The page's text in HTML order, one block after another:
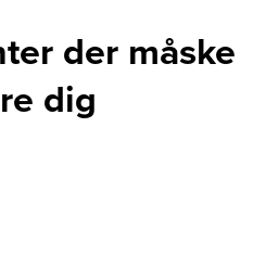
der måske
dig